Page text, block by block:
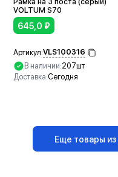
VOLTUM S70
645,0 ₽
Артикул:VLS100316
В наличии:207шт
Доставка:Сегодня
Еще товары